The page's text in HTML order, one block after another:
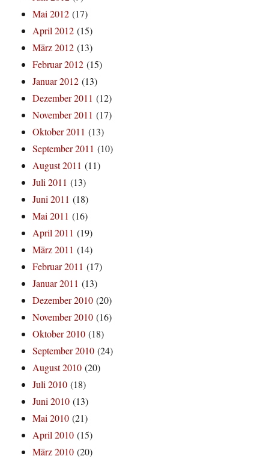
Mai 2012 (17)
April 2012 (15)
März 2012 (13)
Februar 2012 (15)
Januar 2012 (13)
Dezember 2011 (12)
November 2011 (17)
Oktober 2011 (13)
September 2011 (10)
August 2011 (11)
Juli 2011 (13)
Juni 2011 (18)
Mai 2011 (16)
April 2011 (19)
März 2011 (14)
Februar 2011 (17)
Januar 2011 (13)
Dezember 2010 (20)
November 2010 (16)
Oktober 2010 (18)
September 2010 (24)
August 2010 (20)
Juli 2010 (18)
Juni 2010 (13)
Mai 2010 (21)
April 2010 (15)
März 2010 (20)